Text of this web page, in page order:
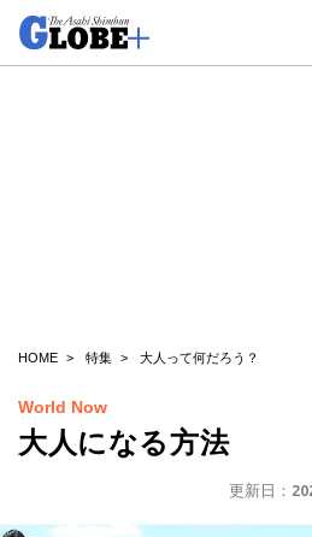
HOME 特集 大人って何だろう？
World Now
大人になる方法
更新日：